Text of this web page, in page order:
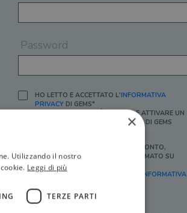
Password
HO LETTO E ACCETTATO L'INFORMATIVA
PRIVACYDI GEMS*
IN MANCANZA NON È POSSIBILE ATTIVARE UN
ACCOUNT E/O RICEVERE I SERVIZI DI GEMS
SÌ, DESIDERO RICEVERE BUONI SCONTO,
OFFERTE SPECIALI, ESSERE INFORMATO SU
PROMOZIONI E NOVITÀ.
[FINALITÀ MARKETING, ART.2 (E),
INFORMATIVA
×
Utilizzando il nostro
Leggi di più
TERZE PARTI